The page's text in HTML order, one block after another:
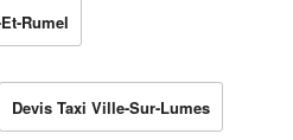
Rumel
Devis Taxi Ville-Sur-Lumes